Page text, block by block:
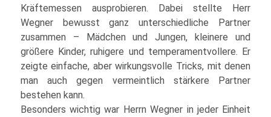
Kräftemessen ausprobieren. Dabei stellte Herr
Wegner bewusst ganz unterschiedliche Partner
zusammen – Mädchen und Jungen, kleinere und
größere Kinder, ruhigere und temperamentvollere. Er
zeigte einfache, aber wirkungsvolle Tricks, mit denen
man auch gegen vermeintlich stärkere Partner
bestehen kann.
Besonders wichtig war Herrn Wegner in jeder Einheit